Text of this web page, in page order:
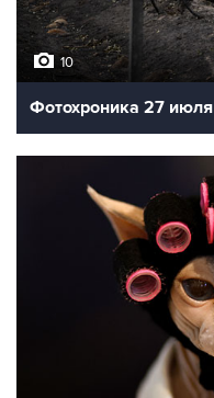
10
Фотохроника 27 июля